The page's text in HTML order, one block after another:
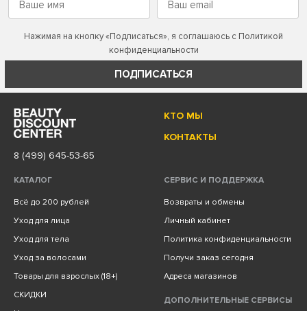
Нажимая на кнопку «Подписаться», я соглашаюсь с Политикой
конфиденциальности
ПОДПИСАТЬСЯ
КТО МЫ
КОНТАКТЫ
8 (499) 645-53-65
КАТАЛОГ
Всё до 200 рублей
Уход для лица
Уход для тела
Уход за волосами
Товары для взрослых (18+)
СКИДКИ
СЕРВИС И ПОДДЕРЖКА
Возвраты и обмены
Личный кабинет
Политика конфиденциальности
Получи заказ сегодня
Адреса магазинов
ДОПОЛНИТЕЛЬНЫЕ СЕРВИСЫ